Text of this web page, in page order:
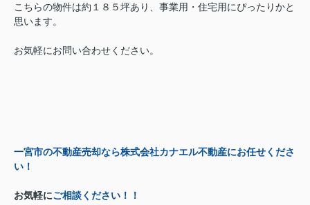
こちらの物件は約１８５坪あり、事業用・住宅用にぴったりかと
思います。
お気軽にお問い合わせください。
一宮市の不動産売却なら株式会社カナエル不動産にお任せくださ
い！
お気軽にご相談ください！！